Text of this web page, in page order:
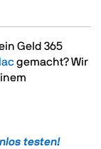
Geld 365
gemacht? Wir
testen!